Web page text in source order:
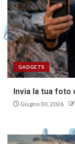
GADGETS
Invia la tua foto
Giugno 30, 2026